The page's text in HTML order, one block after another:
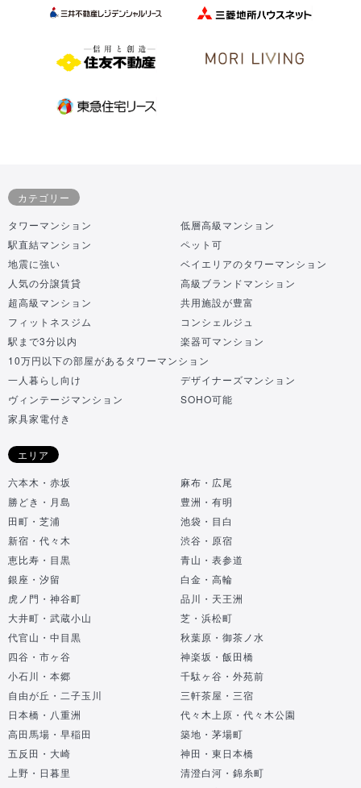
カテゴリー
タワーマンション
低層高級マンション
駅直結マンション
ペット可
地震に強い
ベイエリアのタワーマンション
人気の分譲賃貸
高級ブランドマンション
超高級マンション
共用施設が豊富
フィットネスジム
コンシェルジュ
駅まで3分以内
楽器可マンション
10万円以下の部屋があるタワーマンション
一人暮らし向け
デザイナーズマンション
ヴィンテージマンション
SOHO可能
家具家電付き
エリア
六本木・赤坂
麻布・広尾
勝どき・月島
豊洲・有明
田町・芝浦
池袋・目白
新宿・代々木
渋谷・原宿
恵比寿・目黒
青山・表参道
銀座・汐留
白金・高輪
虎ノ門・神谷町
品川・天王洲
大井町・武蔵小山
芝・浜松町
代官山・中目黒
秋葉原・御茶ノ水
四谷・市ヶ谷
神楽坂・飯田橋
小石川・本郷
千駄ヶ谷・外苑前
自由が丘・二子玉川
三軒茶屋・三宿
日本橋・八重洲
代々木上原・代々木公園
高田馬場・早稲田
築地・茅場町
五反田・大崎
神田・東日本橋
上野・日暮里
清澄白河・錦糸町